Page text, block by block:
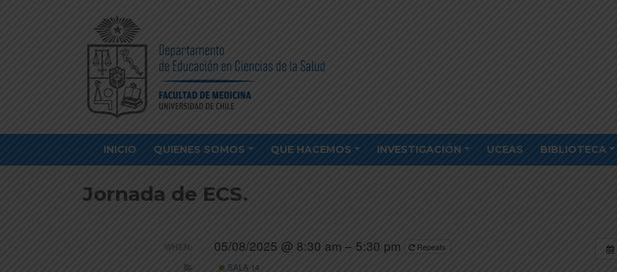
INICIO QUIENES SOMOS QUE HACEMOS INVESTIGACIÓN UCEAS BIBLIOTECA
Jornada de ECS.
WHEN: 05/08/2025 @ 8:30 am – 5:30 pm
Repeats
SALA 14